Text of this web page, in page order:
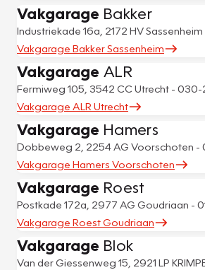
Vakgarage Bakker
Industriekade 16a, 2172 HV
Vakgarage Bakker Sassenheim
Vakgarage ALR
Fermiweg 105, 3542 CC Utrecht - 030-
Vakgarage ALR Utrecht
Vakgarage Hamers
Dobbeweg 2, 2254 AG Voorschoten -
Vakgarage Hamers Voorschoten
Vakgarage Roest
Postkade 172a, 2977 AG Goudriaan -
Vakgarage Roest Goudriaan
Vakgarage Blok
Van der Giessenweg 15, 2921 LP